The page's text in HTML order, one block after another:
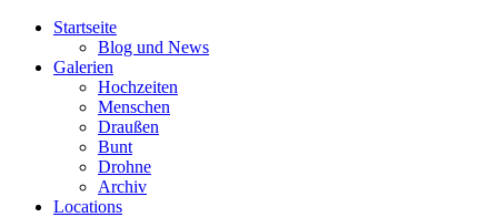
Startseite
Blog und News
Galerien
Hochzeiten
Menschen
Draußen
Bunt
Drohne
Archiv
Locations